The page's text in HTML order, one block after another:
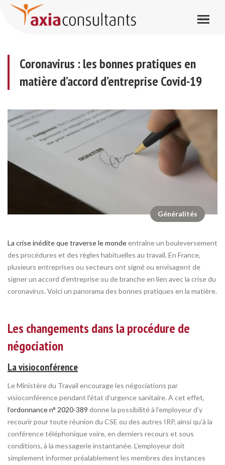
Coronavirus : les bonnes pratiques en
matière d’accord d’entreprise Covid-19
Généralités
La crise inédite que traverse le mondeentraîne un bouleversement
des procédures et des règles habituelles au travail. En France,
plusieurs entreprises ou secteurs ont signé ou envisagent de
signer un accord d’entreprise ou de branche en lien avec la crise du
coronavirus. Voici un panorama des bonnes pratiques en la matière.
Les changements dans la procédure de
négociation
La visioconférence
Le Ministère du Travail encourage les négociations par
visioconférence pendant l’état d’urgence sanitaire. A cet effet,
l’ordonnance n° 2020-389 donne la possibilité à l’employeur d’y
recourir pour toute réunion du CSE ou des autres IRP, ainsi qu’à la
conférence téléphonique voire, en derniers recours et sous
conditions, à la messagerie instantanée. L’employeur doit
simplement informer préalablement les membres des instances